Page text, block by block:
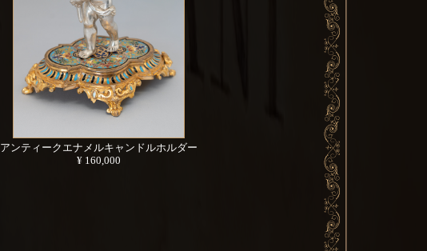
アンティークエナメルキャンドルホルダー
¥ 160,000